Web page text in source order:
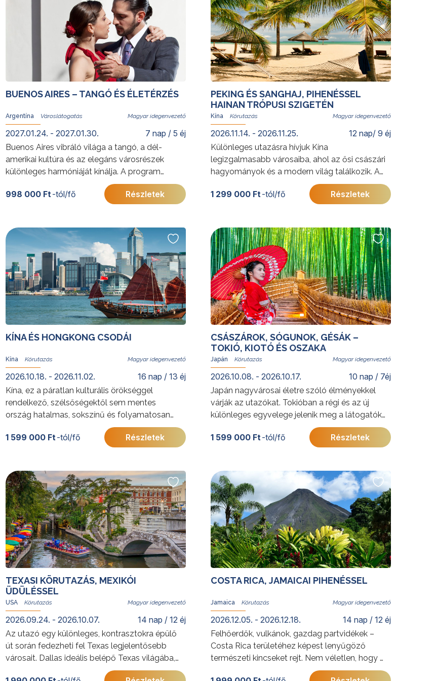
BUENOS AIRES – TANGÓ ÉS ÉLETÉRZÉS
Argentína Magyar idegenvezető
2027.01.24. - 2027.01.30. 7 nap / 5 éj
Buenos Aires vibráló világa a tangó, a dél-
amerikai kultúra és az elegáns városrészek
különleges harmóniáját kínálja. A program
során megismerkedhet a város legismertebb
látnivalóival, jellegzetes negyedeivel és
Tigre-delta természeti szépségei és az
argentin vidék hangulata is várja.
További érdekességekért Argentínáról
kattintson
ide.
998 000 Ft-tól/fő Részletek
PEKING ÉS SANGHAJ, PIHENÉSSEL
HAINAN TRÓPUSI SZIGETÉN
Kína Magyar idegenvezető
2026.11.14. - 2026.11.25. 12 nap/ 9 éj
Különleges utazásra hívjuk Kína
legizgalmasabb városaiba, ahol az ősi császári
hagyományok és a modern világ találkozik. A
körutazás végén a trópusi Hainan-sziget várja
utasainkat: Kína „keleti Hawaiija”, amely hófehér
tökéletes helyszíne. A festői Yalong-öbölben
eltöltött napok méltó lezárását adják az
élményekben gazdag körutazásnak.
További érdekességekért Kínáról kattintson ide.
1 299 000 Ft-tól/fő Részletek
KÍNA ÉS HONGKONG CSODÁI
Kína Magyar idegenvezető
2026.10.18. - 2026.11.02. 16 nap / 13 éj
Kína, ez a páratlan kulturális örökséggel
rendelkező, szélsőségektől sem mentes
ország hatalmas, sokszínű és folyamatosan
változó. A kínai körutazás a legszebb
látnivalók mellett Kína igazi arcát is igyekszik
1 599 000 Ft-tól/fő Részletek
CSÁSZÁROK, SÓGUNOK, GÉSÁK –
TOKIÓ, KIOTÓ ÉS OSZAKA
Japán Magyar idegenvezető
2026.10.08. - 2026.10.17. 10 nap / 7éj
Japán nagyvárosai életre szóló élményekkel
várják az utazókat. Tokióban a régi és az új
különleges egyvelege jelenik meg a látogatók
előtt hagyományos szent templomai és
modern felhőkarcolói által, míg Kiotóban ősi
felfedezni vágyó utazókat. Oszaka szintén
gazdag kulturális örökségekben, mindamellett,
hogy az ősi időkre visszanyúló japán
gasztronómia fellegváraként is ismert. Merüljön
el új programunk során az egyedülálló,
kontrasztokkal és izgalmakkal teli ország,
Japán kultúrájában, gasztronómiájában és
szokásaiban.
További érdekességekért Japánról kattintson
ide.
1 599 000 Ft-tól/fő Részletek
TEXASI KÖRUTAZÁS, MEXIKÓI
ÜDÜLÉSSEL
USA Magyar idegenvezető
2026.09.24. - 2026.10.07. 14 nap / 12 éj
Az utazó egy különleges, kontrasztokra épülő
út során fedezheti fel Texas legjelentősebb
városait. Dallas ideális belépő Texas világába,
ahol a modern nagyvárosi élet és a
COSTA RICA, JAMAICAI PIHENÉSSEL
Jamaica Magyar idegenvezető
2026.12.05. - 2026.12.18. 14 nap / 12 éj
Felhőerdők, vulkánok, gazdag partvidékek –
Costa Rica területéhez képest lenyűgöző
természeti kincseket rejt. Nem véletlen, hogy a
helyieket a Föld egyik legboldogabb